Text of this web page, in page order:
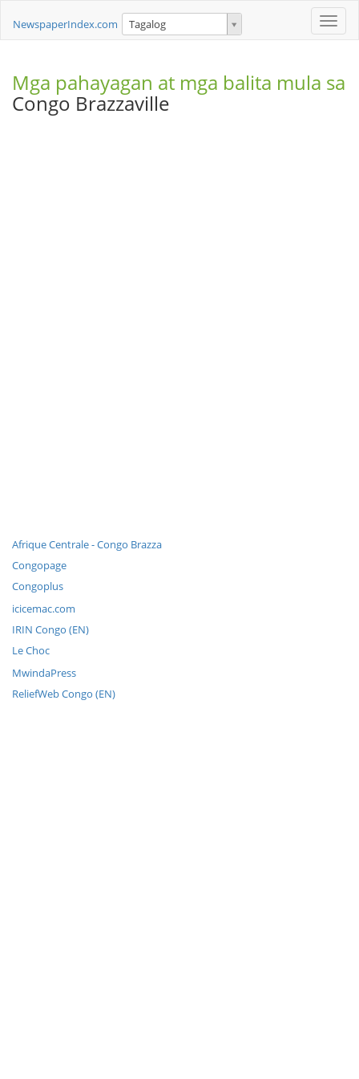
Toggle
NewspaperIndex.com Tagalog
Mga pahayagan at mga balita mula sa
Congo Brazzaville
Afrique Centrale - Congo Brazza
Congopage
Congoplus
icicemac.com
IRIN Congo (EN)
Le Choc
MwindaPress
ReliefWeb Congo (EN)